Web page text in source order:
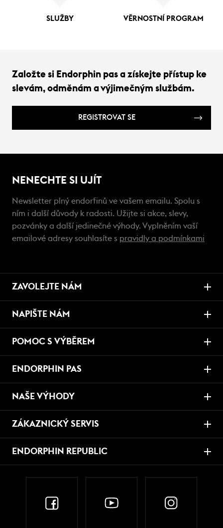
SLUŽBY VĚRNOSTNÍ PROGRAM
Založte si Endorphin pas a získejte přístup ke
slevám, odměnám a výjimečným službám.
REGISTROVAT SE
NENECHTE SI UJÍT
Newsletter plný endorfinů ve vašem emailu. Spolu s
ním i další důvody k radosti. Užijte si akce, slevy,
pozvánky a další jedinečné výhody. Vyplněním vaší
emailové adresy souhlasíte s pravidly a podmínkami
ZAVOLEJTE NÁM
NAPIŠTE NÁM
POMOC S VÝBĚREM
ENDORPHIN PAS
NAŠE VÝHODY
ZÁKAZNICKÝ SERVIS
ENDORPHIN REPUBLIC